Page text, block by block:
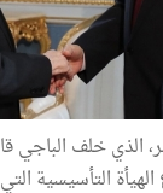
الذي خلف الباجي